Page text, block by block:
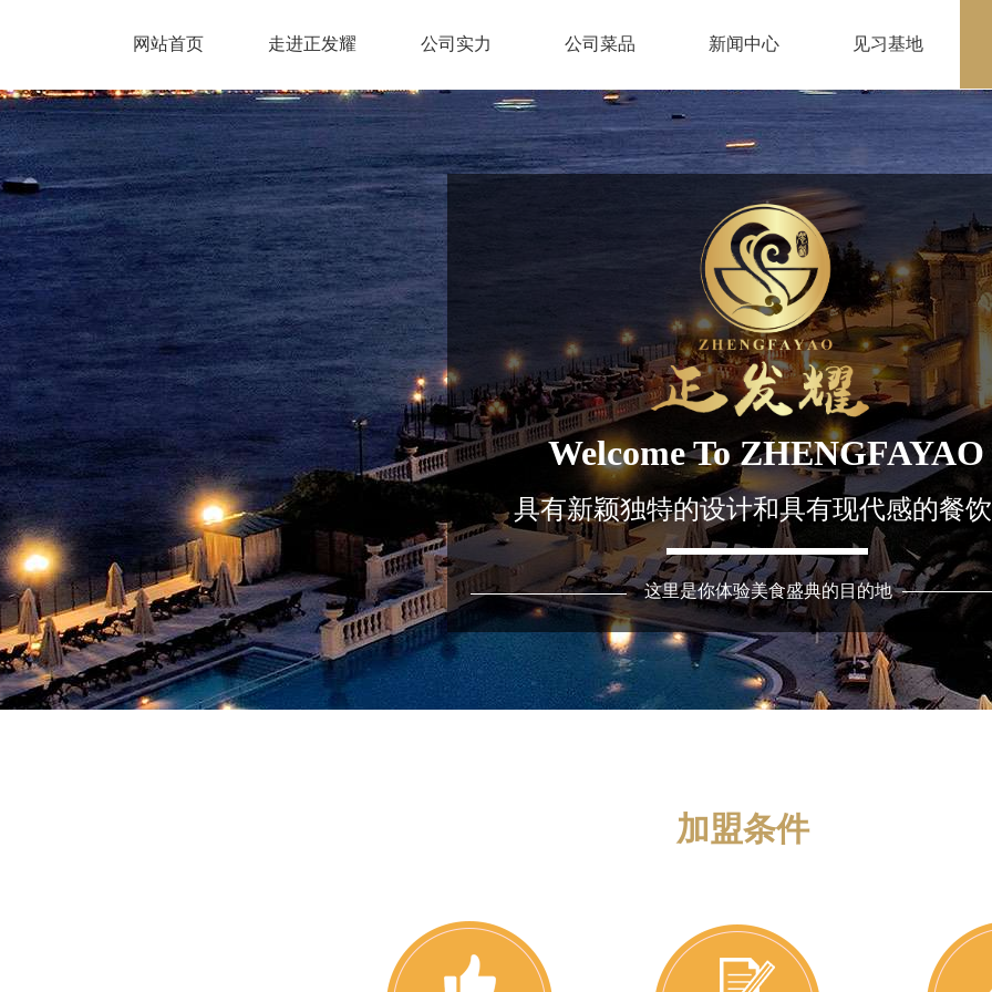
网站首页 走进正发耀 公司实力 公司菜品 新闻中心 见习基地
Welcome To ZHENGFAYAO
具有新颖独特的设计和具有现代感的餐
这里是你体验美食盛典的目的地
加盟条件